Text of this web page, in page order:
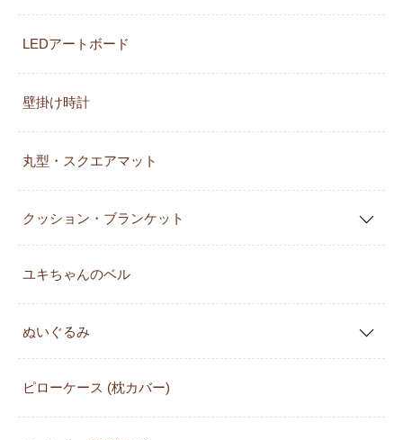
LEDアートボード
壁掛け時計
丸型・スクエアマット
クッション・ブランケット
ユキちゃんのベル
ぬいぐるみ
ピローケース (枕カバー)